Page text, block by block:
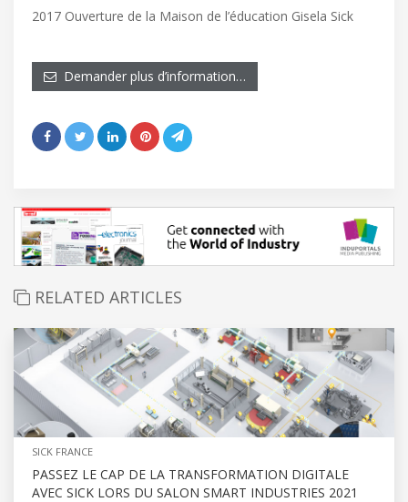
2017 Ouverture de la Maison de l’éducation Gisela Sick
Demander plus d’information…
RELATED ARTICLES
SICK FRANCE
PASSEZ LE CAP DE LA TRANSFORMATION DIGITALE
AVEC SICK LORS DU SALON SMART INDUSTRIES 2021